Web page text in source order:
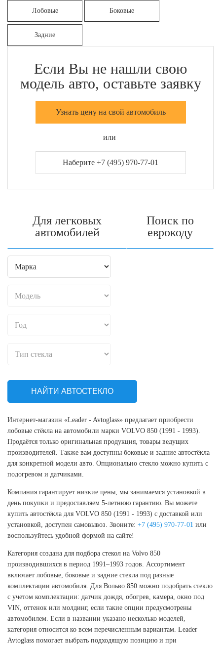
Лобовые Боковые
Задние
Если Вы не нашли свою
модель авто, оставьте заявку
Узнать цену на свой автомобиль
или
Наберите +7 (495) 970-77-01
Для легковых
автомобилей
Поиск по
еврокоду
НАЙТИ АВТОСТЕКЛО
Интернет-магазин «Leader - Avtoglass» предлагает приобрести
лобовые стёкла на автомобили марки VOLVO 850 (1991 - 1993).
Продаётся только оригинальная продукция, товары ведущих
производителей. Также вам доступны боковые и задние автостёкла
для конкретной модели авто. Опционально стекло можно купить с
подогревом и датчиками.
Компания гарантирует низкие цены, мы занимаемся установкой в
день покупки и предоставляем 5-летнюю гарантию. Вы можете
купить автостёкла для VOLVO 850 (1991 - 1993) с доставкой или
установкой, доступен самовывоз. Звоните: +7 (495) 970-77-01 или
воспользуйтесь удобной формой на сайте!
Категория создана для подбора стекол на Volvo 850
производившихся в период 1991–1993 годов. Ассортимент
включает лобовые, боковые и задние стекла под разные
комплектации автомобиля. Для Вольво 850 можно подобрать стекло
с учетом комплектации: датчик дождя, обогрев, камера, окно под
VIN, оттенок или молдинг, если такие опции предусмотрены
автомобилем. Если в названии указано несколько моделей,
категория относится ко всем перечисленным вариантам. Leader
Avtoglass помогает выбрать подходящую позицию и при